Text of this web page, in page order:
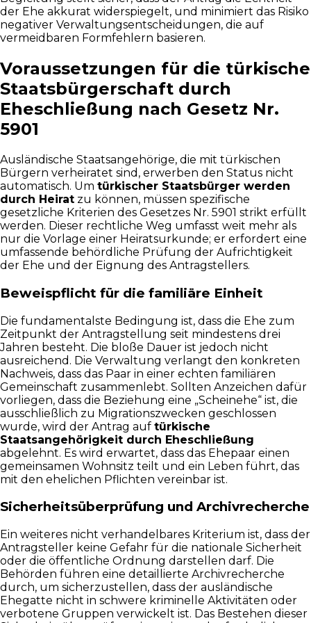
der Ehe akkurat widerspiegelt, und minimiert das Risiko
negativer Verwaltungsentscheidungen, die auf
vermeidbaren Formfehlern basieren.
Voraussetzungen für die türkische
Staatsbürgerschaft durch
Eheschließung nach Gesetz Nr.
5901
Ausländische Staatsangehörige, die mit türkischen
Bürgern verheiratet sind, erwerben den Status nicht
automatisch. Um türkischer Staatsbürger werden
durch Heirat zu können, müssen spezifische
gesetzliche Kriterien des Gesetzes Nr. 5901 strikt erfüllt
werden. Dieser rechtliche Weg umfasst weit mehr als
nur die Vorlage einer Heiratsurkunde; er erfordert eine
umfassende behördliche Prüfung der Aufrichtigkeit
der Ehe und der Eignung des Antragstellers.
Beweispflicht für die familiäre Einheit
Die fundamentalste Bedingung ist, dass die Ehe zum
Zeitpunkt der Antragstellung seit mindestens drei
Jahren besteht. Die bloße Dauer ist jedoch nicht
ausreichend. Die Verwaltung verlangt den konkreten
Nachweis, dass das Paar in einer echten familiären
Gemeinschaft zusammenlebt. Sollten Anzeichen dafür
vorliegen, dass die Beziehung eine „Scheinehe“ ist, die
ausschließlich zu Migrationszwecken geschlossen
wurde, wird der Antrag auf türkische
Staatsangehörigkeit durch Eheschließung
abgelehnt. Es wird erwartet, dass das Ehepaar einen
gemeinsamen Wohnsitz teilt und ein Leben führt, das
mit den ehelichen Pflichten vereinbar ist.
Sicherheitsüberprüfung und Archivrecherche
Ein weiteres nicht verhandelbares Kriterium ist, dass der
Antragsteller keine Gefahr für die nationale Sicherheit
oder die öffentliche Ordnung darstellen darf. Die
Behörden führen eine detaillierte Archivrecherche
durch, um sicherzustellen, dass der ausländische
Ehegatte nicht in schwere kriminelle Aktivitäten oder
verbotene Gruppen verwickelt ist. Das Bestehen dieser